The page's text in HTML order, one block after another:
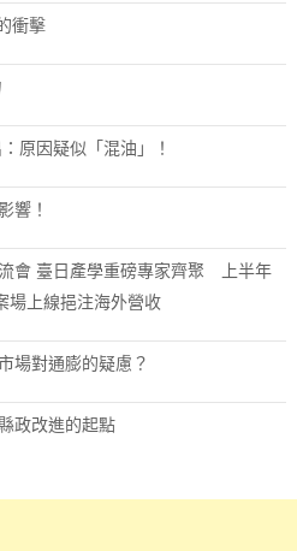
衝擊
原因疑似「混油」！
響！
會 臺日產學重磅專家齊聚 上半年
場上線挹注海外營收
場對通膨的疑慮？
政改進的起點